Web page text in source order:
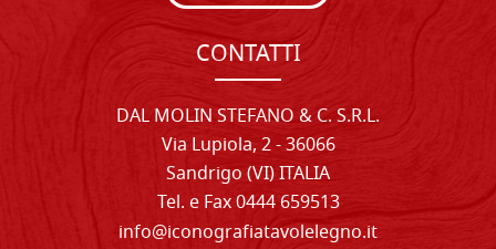
CONTATTI
DAL MOLIN STEFANO & C. S.R.L.
Via Lupiola, 2 - 36066
Sandrigo (VI) ITALIA
Tel. e Fax 0444 659513
info@iconografiatavolelegno.it